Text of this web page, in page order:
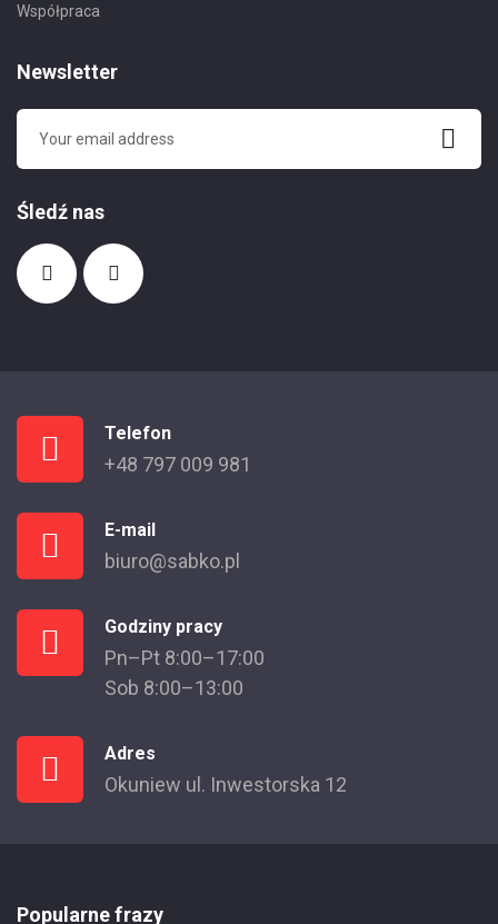
Współpraca
Newsletter
Śledź nas
Telefon
+48 797 009 981
E-mail
biuro@sabko.pl
Godziny pracy
Pn–Pt 8:00–17:00
Sob 8:00–13:00
Adres
Okuniew ul. Inwestorska 12
Popularne frazy